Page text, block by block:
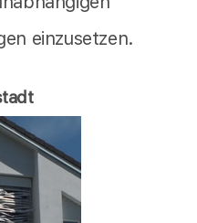
einzusetzen.